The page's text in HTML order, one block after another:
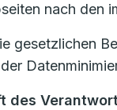
nach den
gesetzlichen
des